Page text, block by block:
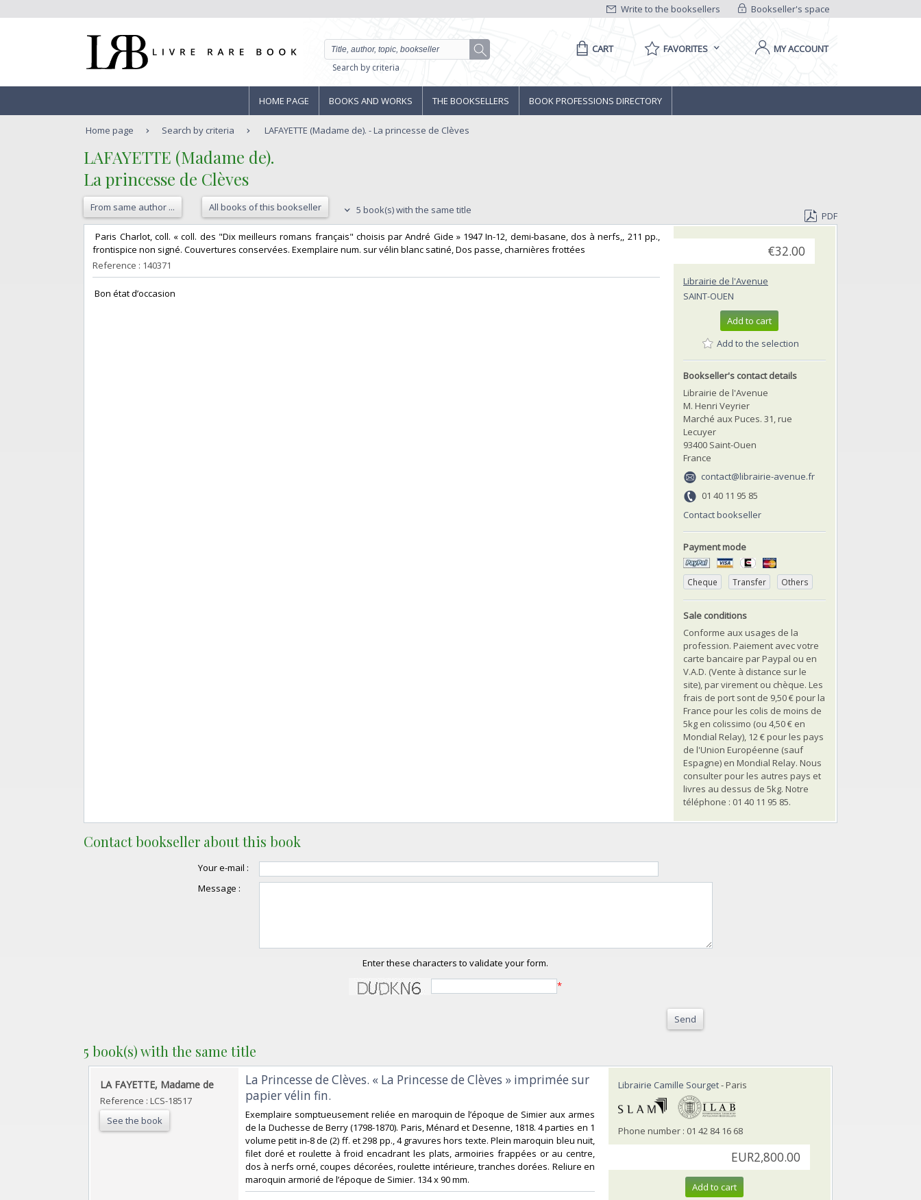
Bookseller's space
Write to the booksellers
Search by criteria
CART FAVORITES MY ACCOUNT
HOME PAGE BOOKS AND WORKS THE BOOKSELLERS BOOK PROFESSIONS DIRECTORY
Home page Search by criteria LAFAYETTE (Madame de). - La princesse de Clèves
‎LAFAYETTE (Madame de).‎
‎La princesse de Clèves‎
From same author ... All books of this bookseller 5 book(s) with the same title
PDF
‎ Paris Charlot, coll. « coll. des "Dix meilleurs romans français" choisis par André Gide » 1947 In-12, demi-basane, dos à nerfs,, 211 pp.,
frontispice non signé. Couvertures conservées. Exemplaire num. sur vélin blanc satiné, Dos passe, charnières frottées‎
Reference : 140371
‎ Bon état d’occasion ‎
€32.00
Librairie de l'Avenue
SAINT-OUEN
Add to cart
Add to the selection
Bookseller's contact details
Librairie de l'Avenue
M. Henri Veyrier
Marché aux Puces. 31, rue
Lecuyer
93400 Saint-Ouen
France
contact@librairie-avenue.fr
01 40 11 95 85
Contact bookseller
Payment mode
Cheque Transfer Others
Sale conditions
Conforme aux usages de la
profession. Paiement avec votre
carte bancaire par Paypal ou en
V.A.D. (Vente à distance sur le
site), par virement ou chèque. Les
frais de port sont de 9,50 € pour la
France pour les colis de moins de
5kg en colissimo (ou 4,50 € en
Mondial Relay), 12 € pour les pays
de l'Union Européenne (sauf
Espagne) en Mondial Relay. Nous
consulter pour les autres pays et
livres au dessus de 5kg. Notre
téléphone : 01 40 11 95 85.
Contact bookseller about this book
Your e-mail :
Message :
Enter these characters to validate your form.
*
Send
5 book(s) with the same title
‎LA FAYETTE, Madame de‎
Reference : LCS-18517
See the book
‎La Princesse de Clèves. « La Princesse de Clèves » imprimée sur
papier vélin fin. ‎
‎Exemplaire somptueusement reliée en maroquin de l’époque de Simier aux armes
de la Duchesse de Berry (1798-1870). Paris, Ménard et Desenne, 1818. 4 parties en 1
volume petit in-8 de (2) ff. et 298 pp., 4 gravures hors texte. Plein maroquin bleu nuit,
filet doré et roulette à froid encadrant les plats, armoiries frappées or au centre,
dos à nerfs orné, coupes décorées, roulette intérieure, tranches dorées. Reliure en
maroquin armorié de l’époque de Simier. 134 x 90 mm.‎
Librairie Camille Sourget- Paris
Phone number : 01 42 84 16 68
EUR2,800.00
Add to cart